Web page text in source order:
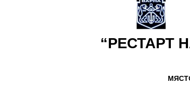
“РЕСТАРТ